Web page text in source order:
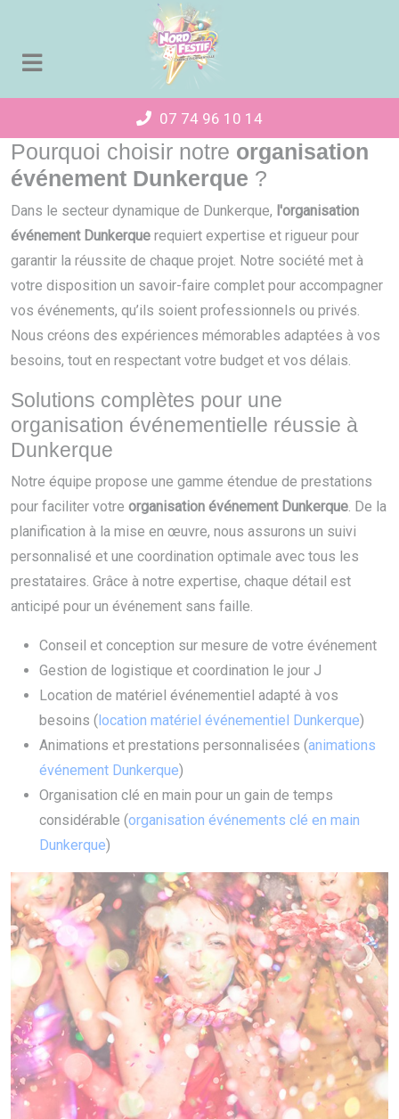
07 74 96 10 14
Pourquoi choisir notre organisation
événement Dunkerque ?
Dans le secteur dynamique de Dunkerque, l'organisation
événement Dunkerque requiert expertise et rigueur pour
garantir la réussite de chaque projet. Notre société met à
votre disposition un savoir-faire complet pour accompagner
vos événements, qu’ils soient professionnels ou privés.
Nous créons des expériences mémorables adaptées à vos
besoins, tout en respectant votre budget et vos délais.
Solutions complètes pour une
organisation événementielle réussie à
Dunkerque
Notre équipe propose une gamme étendue de prestations
pour faciliter votre organisation événement Dunkerque. De la
planification à la mise en œuvre, nous assurons un suivi
personnalisé et une coordination optimale avec tous les
prestataires. Grâce à notre expertise, chaque détail est
anticipé pour un événement sans faille.
Conseil et conception sur mesure de votre événement
Gestion de logistique et coordination le jour J
Location de matériel événementiel adapté à vos
besoins (location matériel événementiel Dunkerque)
Animations et prestations personnalisées (animations
événement Dunkerque)
Organisation clé en main pour un gain de temps
considérable (organisation événements clé en main
Dunkerque)
Panneau de gestion des cookies